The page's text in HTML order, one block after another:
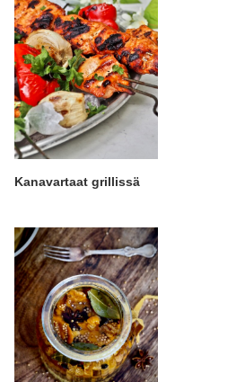
Kanavartaat grillissä